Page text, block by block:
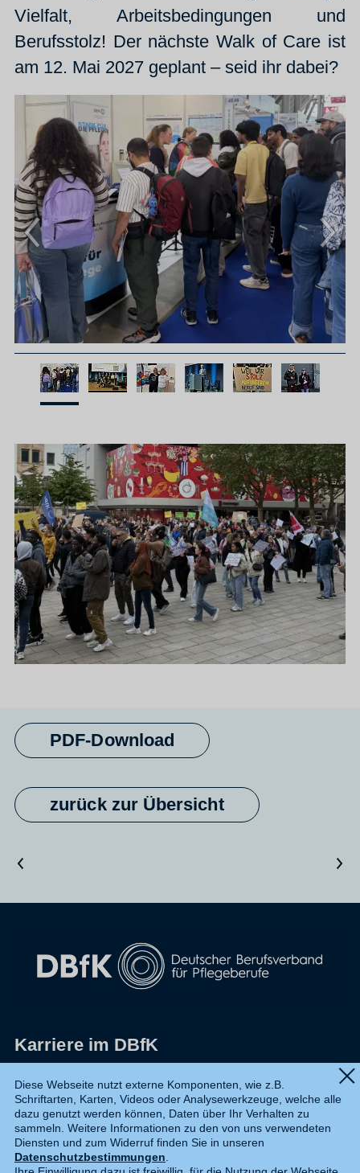
Vielfalt, Arbeitsbedingungen und
Berufsstolz! Der nächste Walk of Care ist
am 12. Mai 2027 geplant – seid ihr dabei?
zurück zur Übersicht
PDF-Download
Vorheriger Artikel Nächster Artikel
Karriere im DBfK
Datenschutz
Shop
Widerruf
Diese Webseite nutzt externe Komponenten, wie z.B.
Schriftarten, Karten, Videos oder Analysewerkzeuge, welche alle
dazu genutzt werden können, Daten über Ihr Verhalten zu
sammeln. Weitere Informationen zu den von uns verwendeten
Diensten und zum Widerruf finden Sie in unseren
Datenschutzbestimmungen.